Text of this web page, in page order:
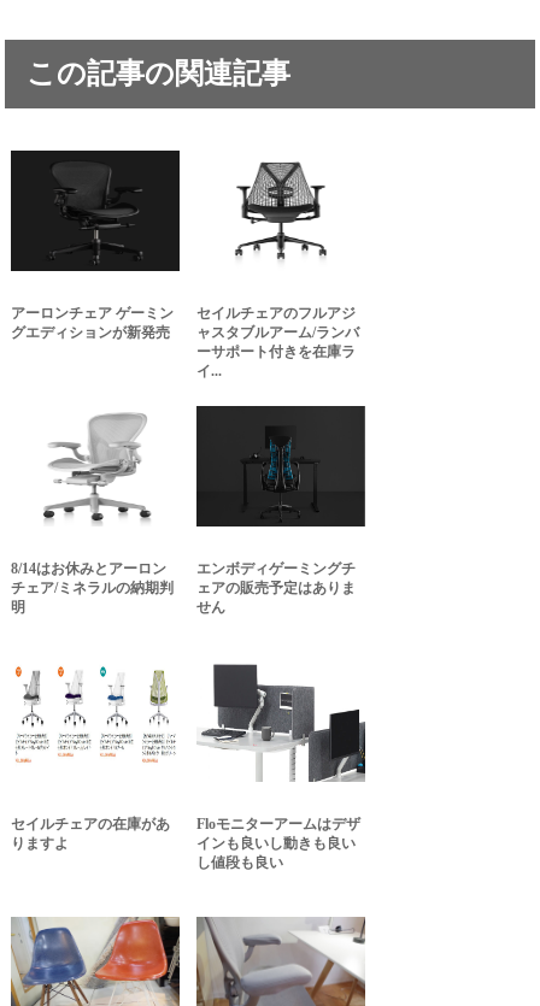
この記事の関連記事
アーロンチェア ゲーミン
グエディションが新発売
セイルチェアのフルアジ
ャスタブルアーム/ランバ
ーサポート付きを在庫ラ
イ...
8/14はお休みとアーロン
チェア/ミネラルの納期判
明
エンボディゲーミングチ
ェアの販売予定はありま
せん
セイルチェアの在庫があ
りますよ
Floモニターアームはデザ
インも良いし動きも良い
し値段も良い